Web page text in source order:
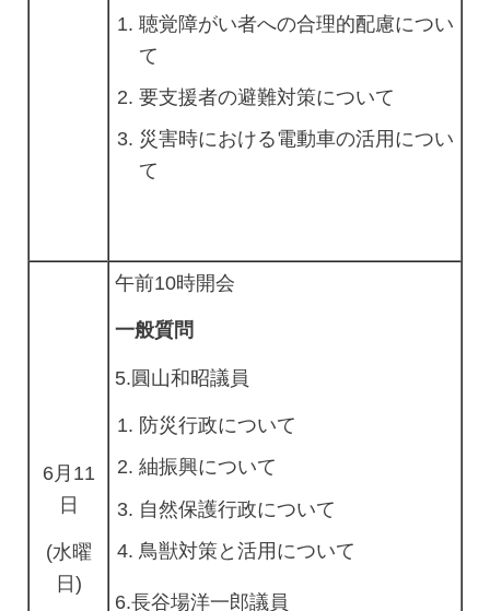
聴覚障がい者への合理的配慮につい
て
要支援者の避難対策について
災害時における電動車の活用につい
て
6月11
日
(水曜
日)
午前10時開会
一般質問
5.圓山和昭議員
防災行政について
紬振興について
自然保護行政について
鳥獣対策と活用について
6.長谷場洋一郎議員